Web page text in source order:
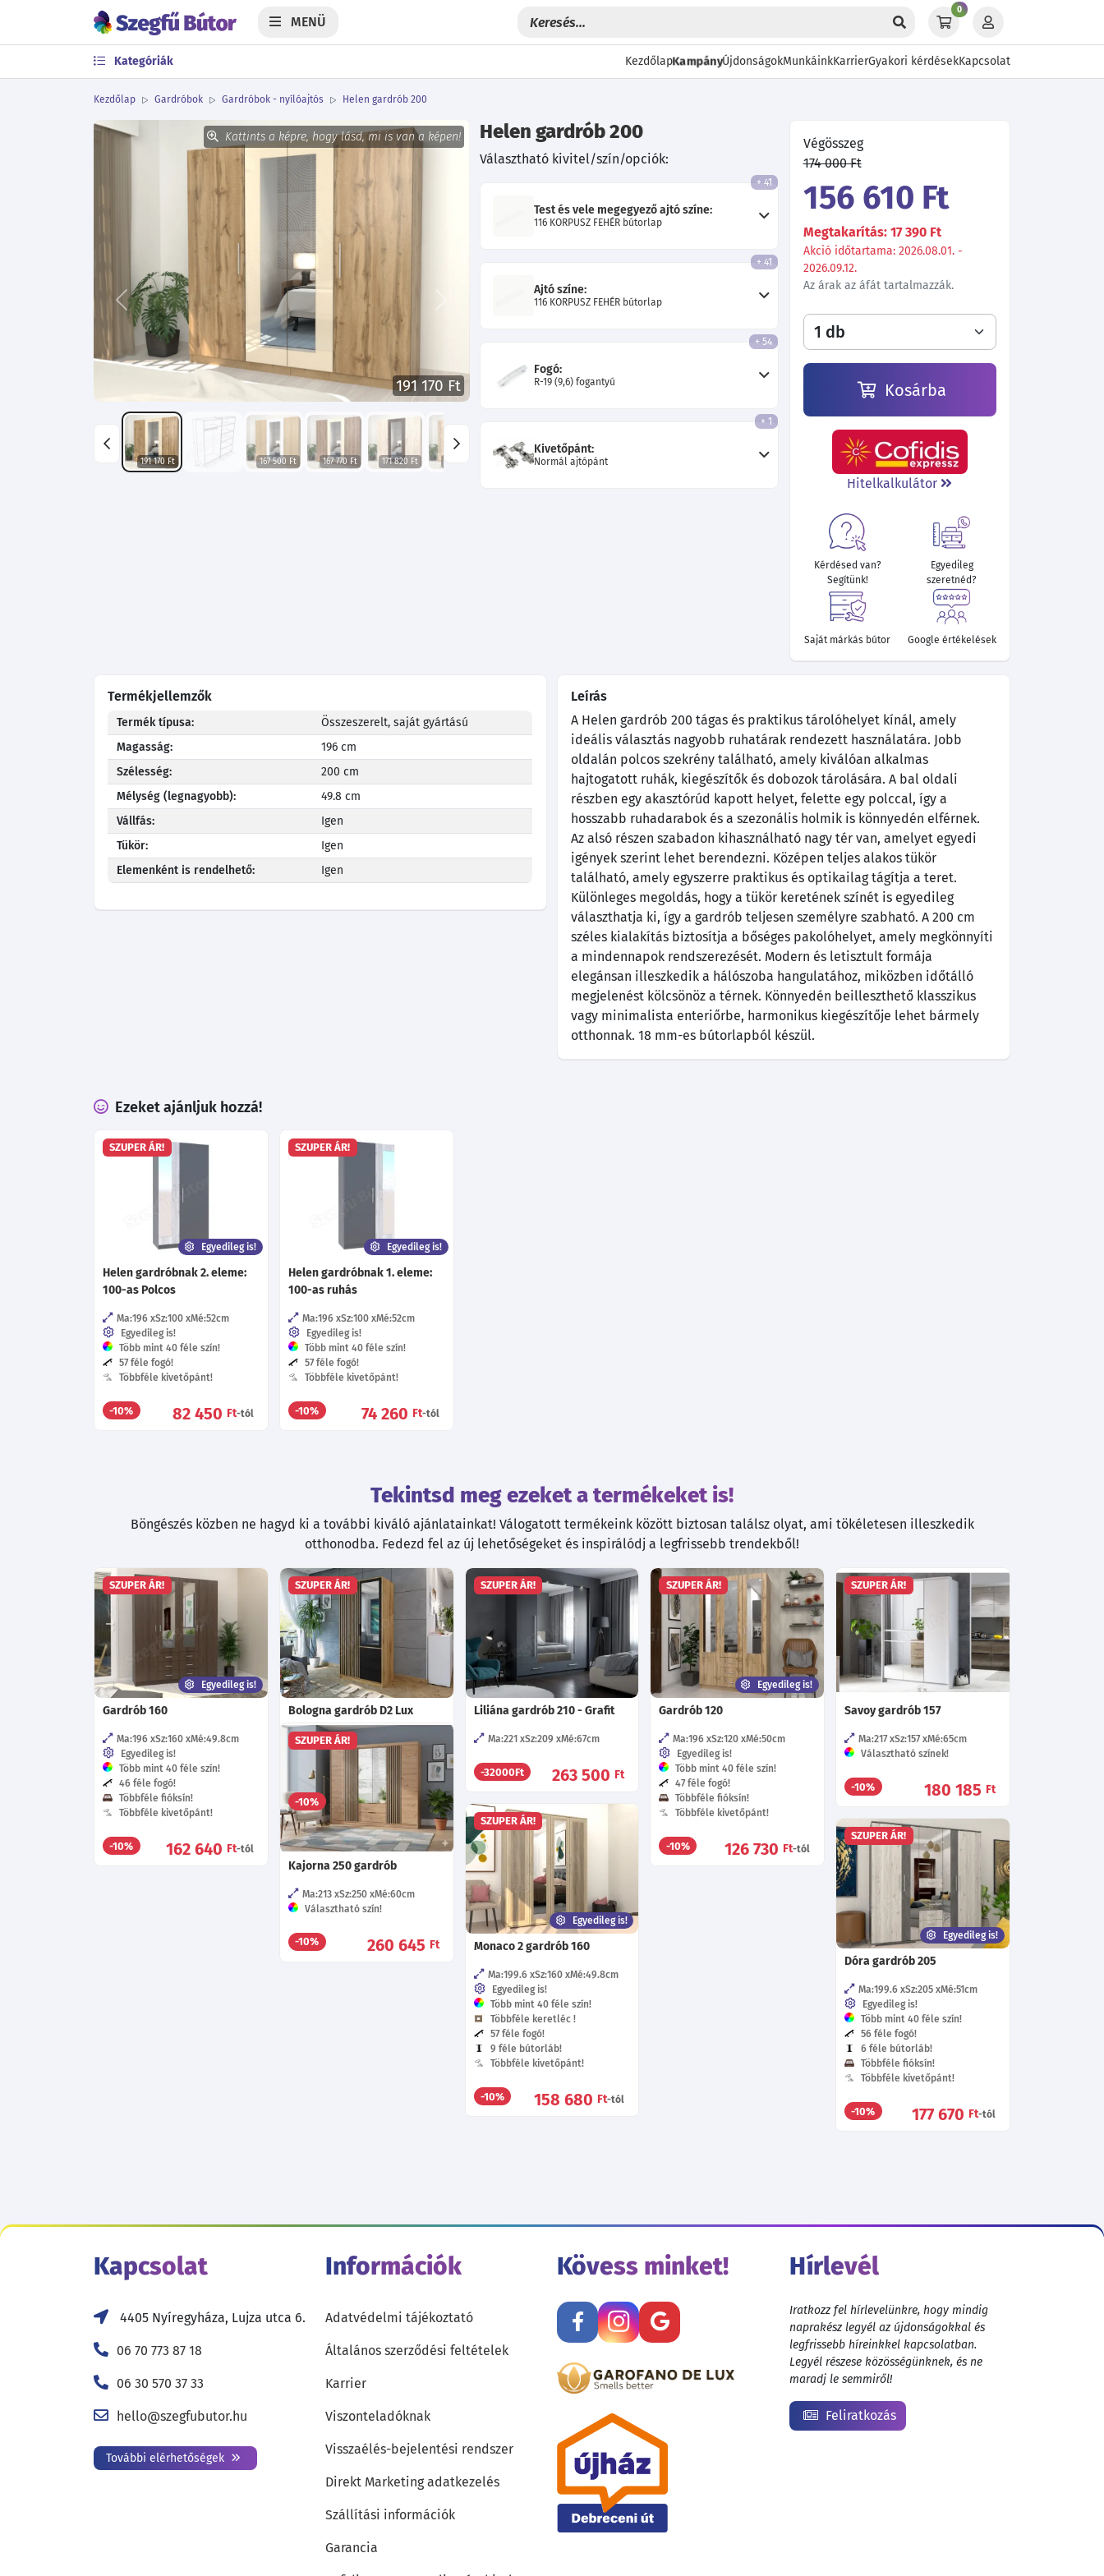
MENÜ
0
Kategóriák KezdőlapKampányÚjdonságokMunkáinkKarrierGyakori kérdésekKapcsolat
Kezdőlap Gardróbok Gardróbok - nyílóajtós Helen gardrób 200
Kattints a képre, hogy lásd, mi is van a képen!
191 170 Ft
Előző
191 170 Ft 167 500 Ft 167 770 Ft 171 820 Ft 167 770 Ft 170 290 Ft 193 960 Ft 162 460 Ft
Helen gardrób 200
Választható kivitel/szín/opciók:
Test és vele megegyező ajtó színe:
116 KORPUSZ FEHÉR bútorlap
+ 41
Ajtó színe:
116 KORPUSZ FEHÉR bútorlap
+ 41
Fogó:
R-19 (9,6) fogantyú
+ 54
Kivetőpánt:
Normál ajtópánt
+ 1
Végösszeg
174 000 Ft
156 610 Ft
Megtakarítás: 17 390 Ft
Akció időtartama: 2026.08.01. -
2026.09.12.
Az árak az áfát tartalmazzák.
Kosárba
Hitelkalkulátor
Kérdésed van?
Segítünk!
Egyedileg
szeretnéd?
Saját márkás bútor Google értékelések
Termékjellemzők
Termék típusa:
Összeszerelt, saját gyártású
Magasság:
196 cm
Szélesség:
200 cm
Mélység (legnagyobb):
49.8 cm
Vállfás:
Igen
Tükör:
Igen
Elemenként is rendelhető:
Igen
Leírás
A Helen gardrób 200 tágas és praktikus tárolóhelyet kínál, amely
ideális választás nagyobb ruhatárak rendezett használatára. Jobb
oldalán polcos szekrény található, amely kiválóan alkalmas
hajtogatott ruhák, kiegészítők és dobozok tárolására. A bal oldali
részben egy akasztórúd kapott helyet, felette egy polccal, így a
hosszabb ruhadarabok és a szezonális holmik is könnyedén elférnek.
Az alsó részen szabadon kihasználható nagy tér van, amelyet egyedi
igények szerint lehet berendezni. Középen teljes alakos tükör
található, amely egyszerre praktikus és optikailag tágítja a teret.
Különleges megoldás, hogy a tükör keretének színét is egyedileg
választhatja ki, így a gardrób teljesen személyre szabható. A 200 cm
széles kialakítás biztosítja a bőséges pakolóhelyet, amely megkönnyíti
a mindennapok rendszerezését. Modern és letisztult formája
elegánsan illeszkedik a hálószoba hangulatához, miközben időtálló
megjelenést kölcsönöz a térnek. Könnyedén beilleszthető klasszikus
vagy minimalista enteriőrbe, harmonikus kiegészítője lehet bármely
otthonnak. 18 mm-es bútorlapból készül.
Ezeket ajánljuk hozzá!
SZUPER ÁR!
Egyedileg is!
Helen gardróbnak 2. eleme:
100-as Polcos
Ma:196 Sz:100 Mé:52cm
Egyedileg is!
Több mint 40 féle szín!
57 féle fogó!
Többféle kivetőpánt!
-10% 82 450 Ft-tól
SZUPER ÁR!
Egyedileg is!
Helen gardróbnak 1. eleme:
100-as ruhás
Ma:196 Sz:100 Mé:52cm
Egyedileg is!
Több mint 40 féle szín!
57 féle fogó!
Többféle kivetőpánt!
-10% 74 260 Ft-tól
Tekintsd meg ezeket a termékeket is!
Böngészés közben ne hagyd ki a további kiváló ajánlatainkat! Válogatott termékeink között biztosan találsz olyat, ami tökéletesen illeszkedik
otthonodba. Fedezd fel az új lehetőségeket és inspirálódj a legfrissebb trendekből!
SZUPER ÁR!
Egyedileg is!
Gardrób 160
Ma:196 Sz:160 Mé:49.8cm
Egyedileg is!
Több mint 40 féle szín!
46 féle fogó!
Többféle fióksín!
Többféle kivetőpánt!
-10% 162 640 Ft-tól
SZUPER ÁR!
Bologna gardrób D2 Lux
Sz:100 Mé:58
Választható színek!
Választható magasítás!
-10% 197 285Ft -tól
SZUPER ÁR!
Liliána gardrób 210 - Grafit
Ma:221 Sz:209 Mé:67cm
-32000Ft 263 500 Ft
SZUPER ÁR!
Egyedileg is!
Gardrób 120
Ma:196 Sz:120 Mé:50cm
Egyedileg is!
Több mint 40 féle szín!
47 féle fogó!
Többféle fióksín!
Többféle kivetőpánt!
-10% 126 730 Ft-tól
SZUPER ÁR!
Savoy gardrób 157
Ma:217 Sz:157 Mé:65cm
Választható színek!
-10% 180 185 Ft
SZUPER ÁR!
Kajorna 250 gardrób
Ma:213 Sz:250 Mé:60cm
Választható szín!
-10% 260 645 Ft
SZUPER ÁR!
Egyedileg is!
Monaco 2 gardrób 160
Ma:199.6 Sz:160 Mé:49.8cm
Egyedileg is!
Több mint 40 féle szín!
Többféle keretléc !
57 féle fogó!
9 féle bútorláb!
Többféle kivetőpánt!
-10% 158 680 Ft-tól
SZUPER ÁR!
Egyedileg is!
Dóra gardrób 205
Ma:199.6 Sz:205 Mé:51cm
Egyedileg is!
Több mint 40 féle szín!
56 féle fogó!
6 féle bútorláb!
Többféle fióksín!
Többféle kivetőpánt!
-10% 177 670 Ft-tól
Kapcsolat
4405 Nyíregyháza, Lujza utca 6.
06 70 773 87 18
06 30 570 37 33
hello@szegfubutor.hu
További elérhetőségek
Információk
Adatvédelmi tájékoztató
Általános szerződési feltételek
Karrier
Viszonteladóknak
Visszaélés-bejelentési rendszer
Direkt Marketing adatkezelés
Szállítási információk
Garancia
Kövess minket! Hírlevél
Iratkozz fel hírlevelünkre, hogy mindig
naprakész legyél az újdonságokkal és
legfrissebb híreinkkel kapcsolatban.
Legyél részese közösségünknek, és ne
maradj le semmiről!
Feliratkozás